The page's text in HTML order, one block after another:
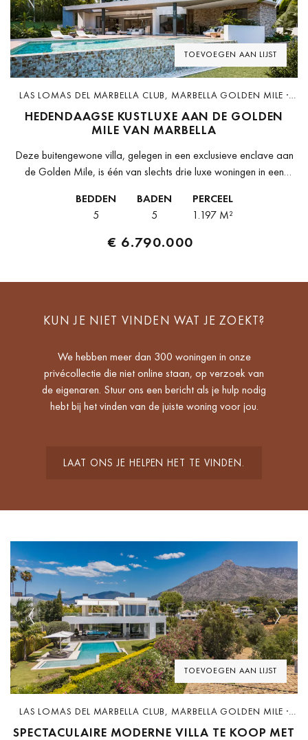
TOEVOEGEN AAN LIJST
Previous Next
LAS LOMAS DEL MARBELLA CLUB, MARBELLA GOLDEN MILE ·
D0225-2
HEDENDAAGSE KUSTLUXE AAN DE GOLDEN
MILE VAN MARBELLA
Deze buitengewone villa, gelegen in een exclusieve enclave aan
de Golden Mile, is één van slechts drie luxe woningen in een
González & Jacobson...
BEDDEN
5
BADEN
5
PERCEEL
1.197 M²
€ 6.790.000
KUN JE NIET VINDEN WAT JE ZOEKT?
We hebben meer dan 300 woningen in onze
privécollectie die niet online staan, op verzoek van
de eigenaren. Stuur ons een bericht als je hulp nodig
hebt bij het vinden van de juiste woning voor jou.
LAAT ONS JE HELPEN HET TE VINDEN.
TOEVOEGEN AAN LIJST
Previous Next
LAS LOMAS DEL MARBELLA CLUB, MARBELLA GOLDEN MILE ·
D4010
SPECTACULAIRE MODERNE VILLA TE KOOP MET